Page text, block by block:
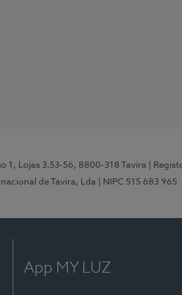
1, Lojas 3.53-56, 8800-318 Tavira |
de Tavira, Lda | NIPC 515 683 965
App MY LUZ